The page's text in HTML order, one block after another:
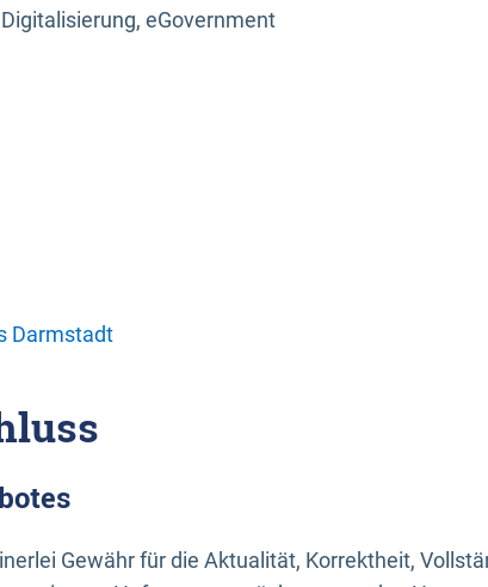
eGovernment
Darmstadt
Gewähr für die Aktualität, Korrektheit,